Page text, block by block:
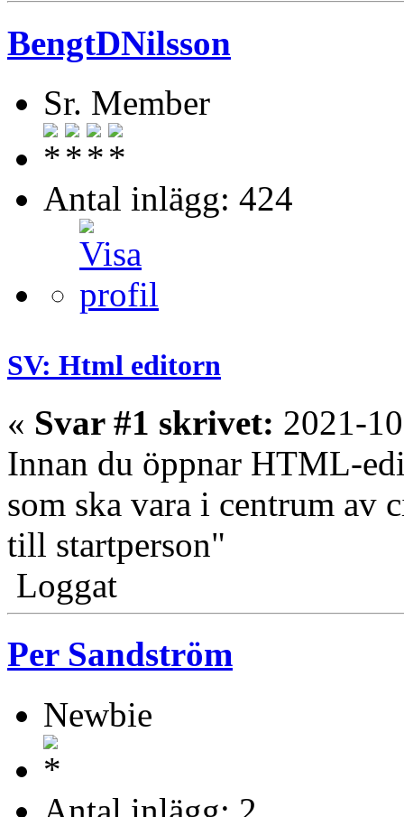
BengtDNilsson
Sr. Member
Antal inlägg: 424
SV: Html editorn
« Svar #1 skrivet: 2021-
Innan du öppnar HTML-
som ska vara i centrum av
till startperson"
Loggat
Per Sandström
Newbie